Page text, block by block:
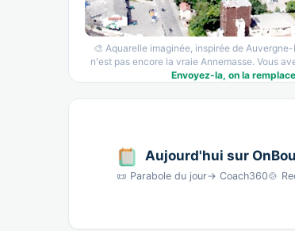
🎨 Aquarelle imaginée, inspirée de
n'est pas encore la vraie Annemasse. Vous
Envoyez-la, on la
Aujourd'hui sur
📜 Parabole du jour→ Coach360🍲